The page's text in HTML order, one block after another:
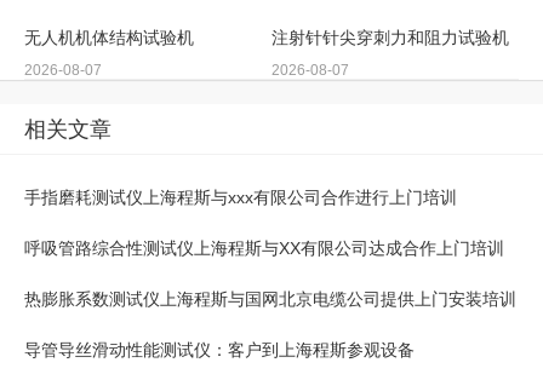
无人机机体结构试验机
2026-08-07
注射针针尖穿刺力和阻力试验机
2026-08-07
相关文章
手指磨耗测试仪上海程斯与xxx有限公司合作进行上门培训
呼吸管路综合性测试仪上海程斯与XX有限公司达成合作上门培训
热膨胀系数测试仪上海程斯与国网北京电缆公司提供上门安装培训
导管导丝滑动性能测试仪：客户到上海程斯参观设备